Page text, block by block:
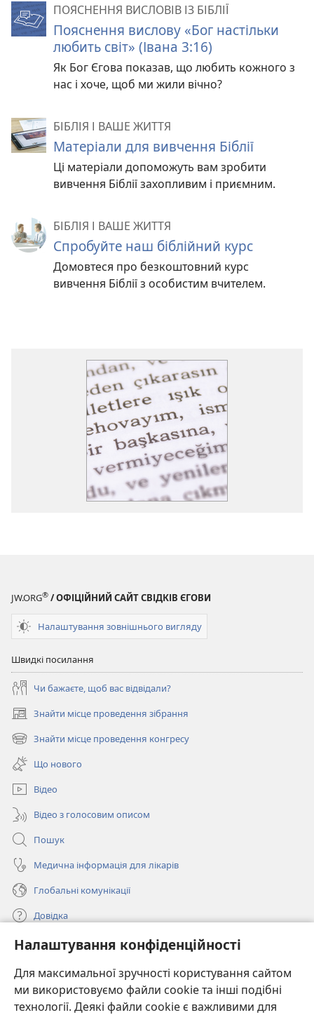
Налаштування конфіденційності
Для максимальної зручності користування сайтом
ми використовуємо файли cookie та інші подібні
технології. Деякі файли cookie є важливими для
ПОЯСНЕННЯ ВИСЛОВІВ ІЗ БІБЛІЇ
Пояснення вислову «Бог настільки
любить світ» (Івана 3:16)
Як Бог Єгова показав, що любить кожного з
нас і хоче, щоб ми жили вічно?
БІБЛІЯ І ВАШЕ ЖИТТЯ
Матеріали для вивчення Біблії
Ці матеріали допоможуть вам зробити
вивчення Біблії захопливим і приємним.
БІБЛІЯ І ВАШЕ ЖИТТЯ
Спробуйте наш біблійний курс
Домовтеся про безкоштовний курс
вивчення Біблії з особистим вчителем.
JW.ORG® / ОФІЦІЙНИЙ САЙТ СВІДКІВ ЄГОВИ
Налаштування зовнішнього вигляду
Швидкі посилання
Чи бажаєте, щоб вас відвідали?
Знайти місце проведення зібрання
(відкривається
у
новому
вікні)
Знайти місце проведення конгресу
(відкривається
новому
вікні)
Що нового
Відео
Відео з голосовим описом
Пошук
Медична інформація для лікарів
Глобальні комунікації
Довідка
Пожертви
(відкривається
у
новому
вікні)
ОНЛАЙН-БІБЛІОТЕКА Товариства «Вартова башта»™
(відкривається
у